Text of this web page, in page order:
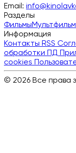
Email:
Разделы
Фильмы
Информация
Контакты RSS
обработки ПД
cookies
© 2026 Все права